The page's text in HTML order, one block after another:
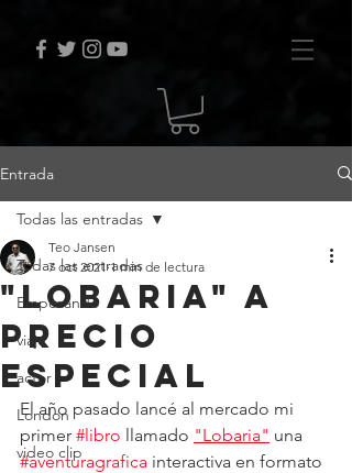
Entrada
Todas las entradas
Empezando
viaje
actor
London
video clip
Todas las entradas
"Lobaria" a
precio
especial
Teo Jansen
7 oct 2021 1 min de lectura
El año pasado lancé al mercado mi
primer #libro llamado "Lobaria" una
#aventuragrafica interactiva en formato